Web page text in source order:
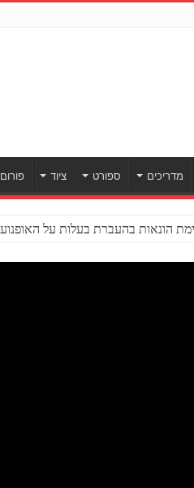
מדריכים ספורט ציוד פורום
הונאות בהעברת בעלות על האופנוע